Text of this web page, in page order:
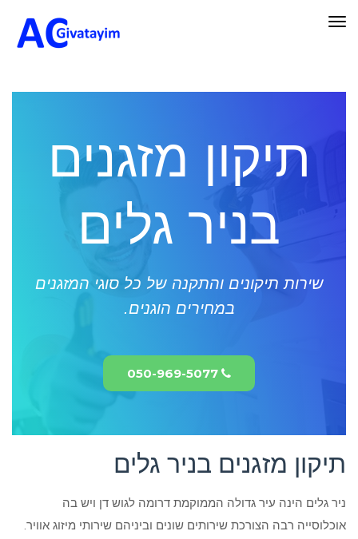
תפריט
תיקון מזגנים
בניר גלים
שירות תיקונים והתקנה של כל סוגי המזגנים
במחירים הוגנים.
050-969-5077
תיקון מזגנים בניר גלים
ניר גלים הינה עיר גדולה הממוקמת דרומה לגוש דן ויש בה
אוכלוסייה רבה הצורכת שירותים שונים וביניהם שירותי מיזוג אוויר.